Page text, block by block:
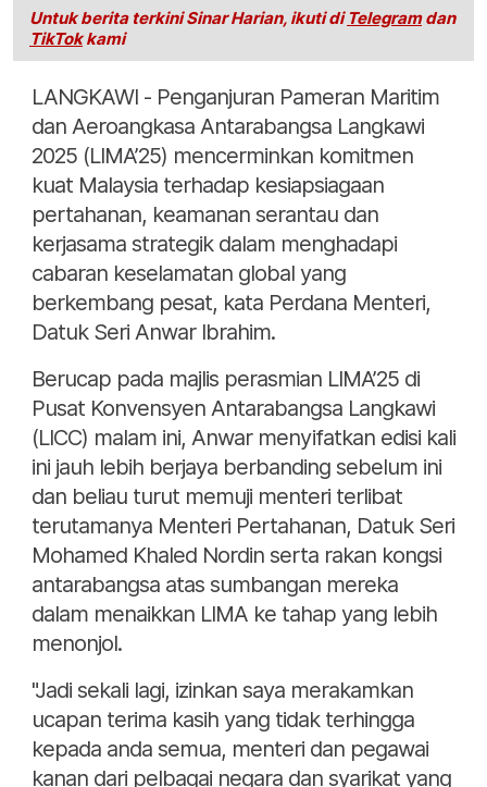
Untuk berita terkini Sinar Harian, ikuti di Telegramdan
TikTokkami
LANGKAWI - Penganjuran Pameran Maritim
dan Aeroangkasa Antarabangsa Langkawi
2025 (LIMA’25) mencerminkan komitmen
kuat Malaysia terhadap kesiapsiagaan
pertahanan, keamanan serantau dan
kerjasama strategik dalam menghadapi
cabaran keselamatan global yang
berkembang pesat, kata Perdana Menteri,
Datuk Seri Anwar Ibrahim.
Berucap pada majlis perasmian LIMA’25 di
Pusat Konvensyen Antarabangsa Langkawi
(LICC) malam ini, Anwar menyifatkan edisi kali
ini jauh lebih berjaya berbanding sebelum ini
dan beliau turut memuji menteri terlibat
terutamanya Menteri Pertahanan, Datuk Seri
Mohamed Khaled Nordin serta rakan kongsi
antarabangsa atas sumbangan mereka
dalam menaikkan LIMA ke tahap yang lebih
menonjol.
"Jadi sekali lagi, izinkan saya merakamkan
ucapan terima kasih yang tidak terhingga
kepada anda semua, menteri dan pegawai
kanan dari pelbagai negara dan syarikat yang